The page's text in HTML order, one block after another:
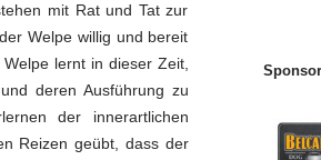
mit Rat und Tat zur
Welpe willig und bereit
lernt in dieser Zeit,
deren Ausführung zu
der innerartlichen
Reizen geübt, dass der